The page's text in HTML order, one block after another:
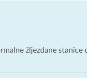
žljezdane